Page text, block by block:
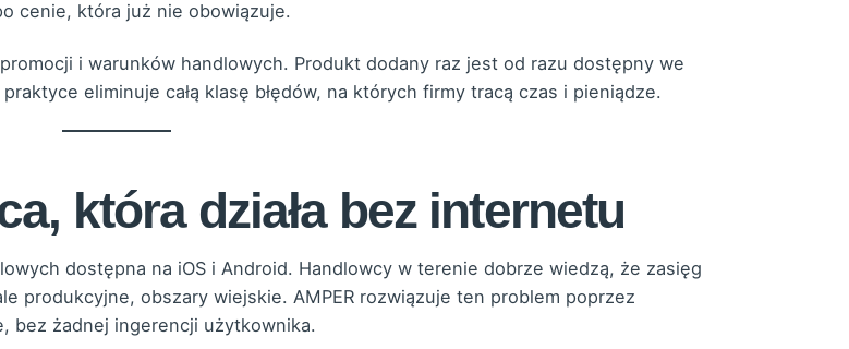
cenie, która już nie obowiązuje.
i warunków handlowych. Produkt dodany raz jest od razu dostępny we
eliminuje całą klasę błędów, na których firmy tracą czas i pieniądze.
która działa bez internetu
dostępna na iOS i Android. Handlowcy w terenie dobrze wiedzą, że zasięg
produkcyjne, obszary wiejskie. AMPER rozwiązuje ten problem poprzez
bez żadnej ingerencji użytkownika.